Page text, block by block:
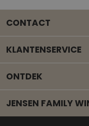
CONTACT
Mail
KLANTENSERVICE
ONTDEK
JENSEN FAMILY